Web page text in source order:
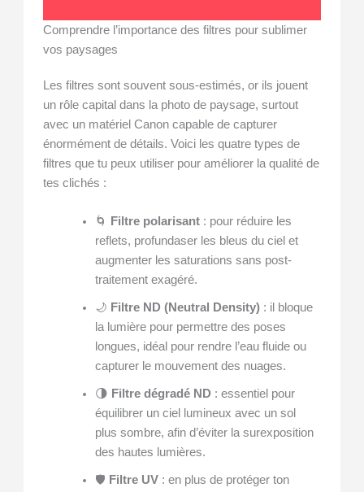
Comprendre l’importance des filtres pour sublimer
vos paysages
Les filtres sont souvent sous-estimés, or ils jouent
un rôle capital dans la photo de paysage, surtout
avec un matériel Canon capable de capturer
énormément de détails. Voici les quatre types de
filtres que tu peux utiliser pour améliorer la qualité de
tes clichés :
🌀 Filtre polarisant: pour réduire les
reflets, profundaser les bleus du ciel et
augmenter les saturations sans post-
traitement exagéré.
🌙 Filtre ND (Neutral Density): il bloque
la lumière pour permettre des poses
longues, idéal pour rendre l’eau fluide ou
capturer le mouvement des nuages.
🌗 Filtre dégradé ND : essentiel pour
équilibrer un ciel lumineux avec un sol
plus sombre, afin d’éviter la surexposition
des hautes lumières.
🛡️ Filtre UV: en plus de protéger ton